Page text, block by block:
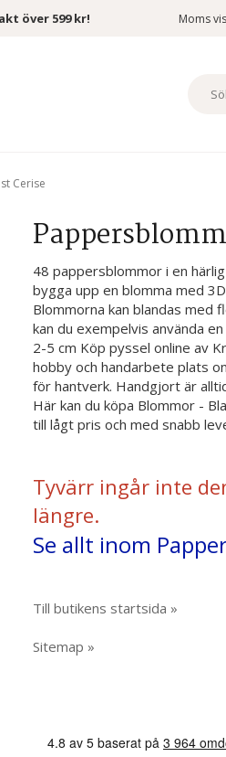
över 599 kr! Moms
Cerise
48 pappersblommor i en
bygga upp en blomma med
Blommorna kan blandas med
kan du exempelvis använda
2-5 cm Köp pyssel online av
hobby och handarbete plats
för hantverk. Handgjort är
Här kan du köpa Blommor -
till lågt pris och med snabb
Tyvärr ingår inte
längre.
Se allt inom
Till butikens startsida »
Sitemap »